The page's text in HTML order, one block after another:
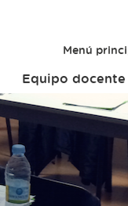
Menú
Equipo docente